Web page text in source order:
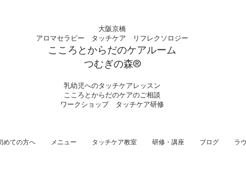
大阪京橋
アロマセラピー タッチケア
リフレクソロジー
こころとからだのケアルーム
つむぎの​森®︎
​乳幼児へのタッチケアレッスン
こころとからだのケアのご相談
​ワークショップ タッチケア研修
めての方へ メニュー タッチケア教室 研修・講座 ブログ ラ